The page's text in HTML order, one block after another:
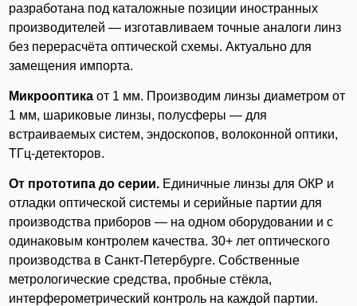
разработана под каталожные позиции иностранных
производителей — изготавливаем точные аналоги линз
без перерасчёта оптической схемы. Актуально для
замещения импорта.
Микрооптика от 1 мм. Производим линзы диаметром от
1 мм, шариковые линзы, полусферы — для
встраиваемых систем, эндоскопов, волоконной оптики,
ТГц-детекторов.
От прототипа до серии. Единичные линзы для ОКР и
отладки оптической системы и серийные партии для
производства приборов — на одном оборудовании и с
одинаковым контролем качества. 30+ лет оптического
производства в Санкт-Петербурге. Собственные
метрологические средства, пробные стёкла,
интерферометрический контроль на каждой партии.